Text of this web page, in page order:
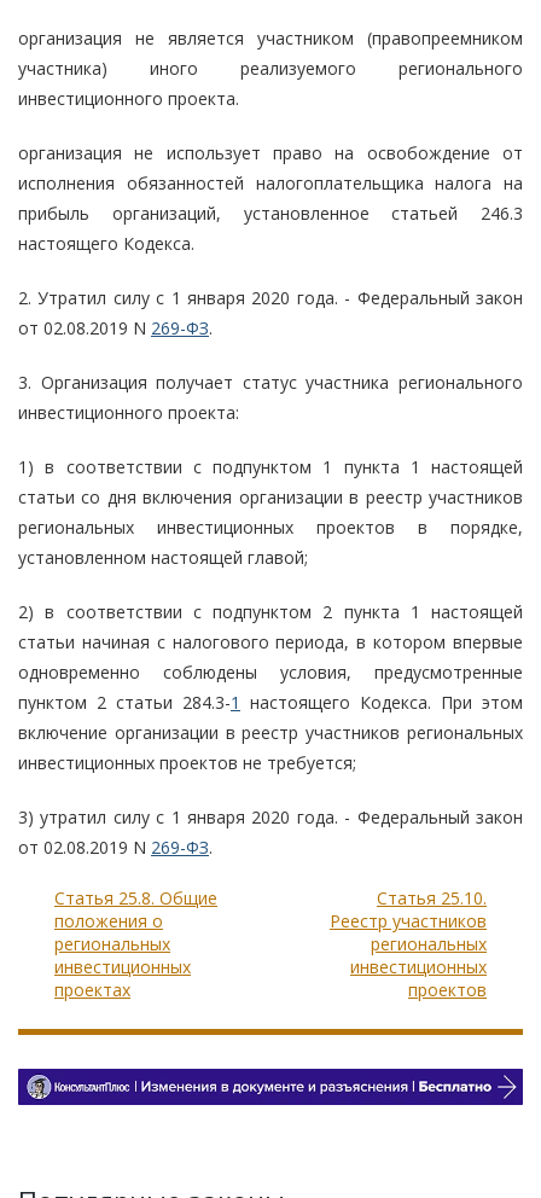
организация не является участником (правопреемником
участника) иного реализуемого регионального
инвестиционного проекта.
организация не использует право на освобождение от
исполнения обязанностей налогоплательщика налога на
прибыль организаций, установленное статьей 246.3
настоящего Кодекса.
2. Утратил силу с 1 января 2020 года. - Федеральный закон
от 02.08.2019 N 269-ФЗ.
3. Организация получает статус участника регионального
инвестиционного проекта:
1) в соответствии с подпунктом 1 пункта 1 настоящей
статьи со дня включения организации в реестр участников
региональных инвестиционных проектов в порядке,
установленном настоящей главой;
2) в соответствии с подпунктом 2 пункта 1 настоящей
статьи начиная с налогового периода, в котором впервые
одновременно соблюдены условия, предусмотренные
пунктом 2 статьи 284.3-1 настоящего Кодекса. При этом
включение организации в реестр участников региональных
инвестиционных проектов не требуется;
3) утратил силу с 1 января 2020 года. - Федеральный закон
от 02.08.2019 N 269-ФЗ.
Статья 25.8. Общие
положения о
региональных
инвестиционных
проектах
Статья 25.10.
Реестр участников
региональных
инвестиционных
проектов